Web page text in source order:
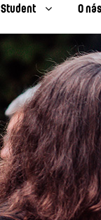
Student O nás